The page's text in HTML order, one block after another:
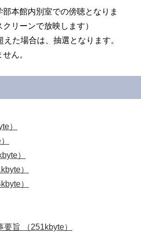
本館内別室での傍聴となりま
リーンで放映します）
た場合は、抽選となります。
せん。
）
）
）
）
旨 （251kbyte）